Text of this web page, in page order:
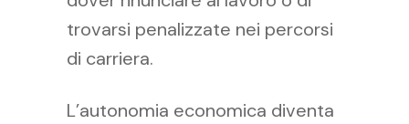
trovarsi penalizzate nei percorsi
di carriera.
L’autonomia economica diventa